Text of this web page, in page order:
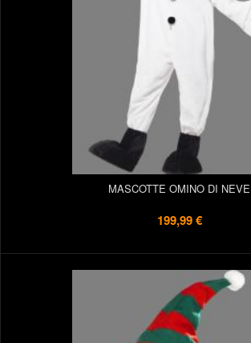
MASCOTTE OMINO DI NEVE
199,99 €